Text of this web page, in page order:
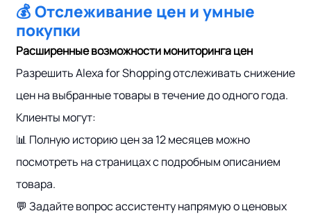
💰 Отслеживание цен и умные
покупки
Расширенные возможности мониторинга цен
Разрешить Alexa for Shopping отслеживать снижение
цен на выбранные товары в течение до одного года.
Клиенты могут:
📊 Полную историю цен за 12 месяцев можно
посмотреть на страницах с подробным описанием
товара.
💬 Задайте вопрос ассистенту напрямую о ценовых